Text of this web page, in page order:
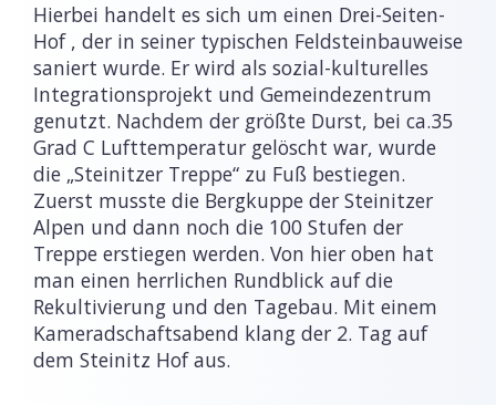
Hierbei handelt es sich um einen Drei-Seiten-
Hof , der in seiner typischen Feldsteinbauweise
saniert wurde. Er wird als sozial-kulturelles
Integrationsprojekt und Gemeindezentrum
genutzt. Nachdem der größte Durst, bei ca.35
Grad C Lufttemperatur gelöscht war, wurde
die „Steinitzer Treppe“ zu Fuß bestiegen.
Zuerst musste die Bergkuppe der Steinitzer
Alpen und dann noch die 100 Stufen der
Treppe erstiegen werden. Von hier oben hat
man einen herrlichen Rundblick auf die
Rekultivierung und den Tagebau. Mit einem
Kameradschaftsabend klang der 2. Tag auf
dem Steinitz Hof aus.